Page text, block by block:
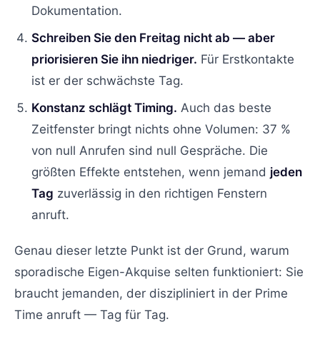
Dokumentation.
Schreiben Sie den Freitag nicht ab — aber
priorisieren Sie ihn niedriger. Für Erstkontakte
ist er der schwächste Tag.
Konstanz schlägt Timing. Auch das beste
Zeitfenster bringt nichts ohne Volumen: 37 %
von null Anrufen sind null Gespräche. Die
größten Effekte entstehen, wenn jemand jeden
Tag zuverlässig in den richtigen Fenstern
anruft.
Genau dieser letzte Punkt ist der Grund, warum
sporadische Eigen-Akquise selten funktioniert: Sie
braucht jemanden, der diszipliniert in der Prime
Time anruft — Tag für Tag.